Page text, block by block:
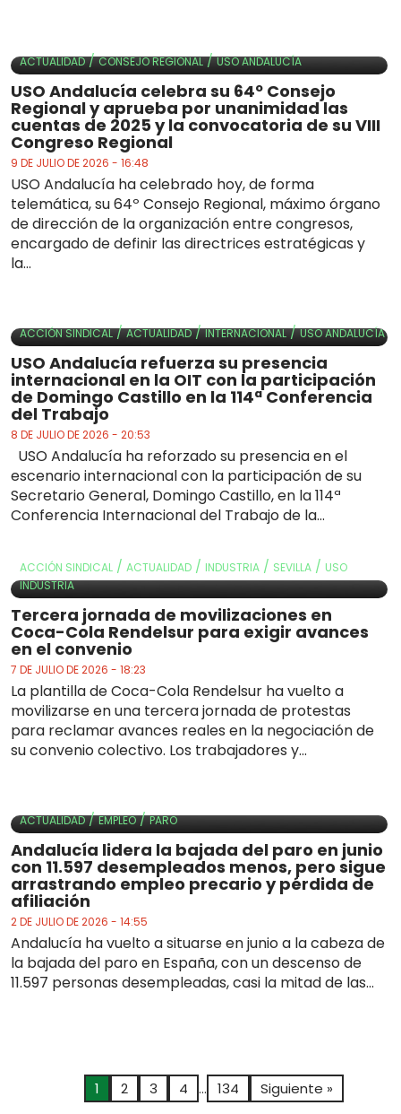
ACTUALIDAD/CONSEJO REGIONAL/USO ANDALUCÍA
USO Andalucía celebra su 64º Consejo
Regional y aprueba por unanimidad las
cuentas de 2025 y la convocatoria de su VIII
Congreso Regional
9 DE JULIO DE 2026 - 16:48
USO Andalucía ha celebrado hoy, de forma
telemática, su 64º Consejo Regional, máximo órgano
de dirección de la organización entre congresos,
encargado de definir las directrices estratégicas y
la...
ACCIÓN SINDICAL/ACTUALIDAD/INTERNACIONAL/USO ANDALUCÍA
USO Andalucía refuerza su presencia
internacional en la OIT con la participación
de Domingo Castillo en la 114ª Conferencia
del Trabajo
8 DE JULIO DE 2026 - 20:53
USO Andalucía ha reforzado su presencia en el
escenario internacional con la participación de su
Secretario General, Domingo Castillo, en la 114ª
Conferencia Internacional del Trabajo de la...
ACCIÓN SINDICAL / ACTUALIDAD / INDUSTRIA / SEVILLA / USO
INDUSTRIA
Tercera jornada de movilizaciones en
Coca-Cola Rendelsur para exigir avances
en el convenio
7 DE JULIO DE 2026 - 18:23
La plantilla de Coca-Cola Rendelsur ha vuelto a
movilizarse en una tercera jornada de protestas
para reclamar avances reales en la negociación de
su convenio colectivo. Los trabajadores y...
ACTUALIDAD/EMPLEO/PARO
Andalucía lidera la bajada del paro en junio
con 11.597 desempleados menos, pero sigue
arrastrando empleo precario y pérdida de
afiliación
2 DE JULIO DE 2026 - 14:55
Andalucía ha vuelto a situarse en junio a la cabeza de
la bajada del paro en España, con un descenso de
11.597 personas desempleadas, casi la mitad de las...
1 2 3 4 … 134 Siguiente »